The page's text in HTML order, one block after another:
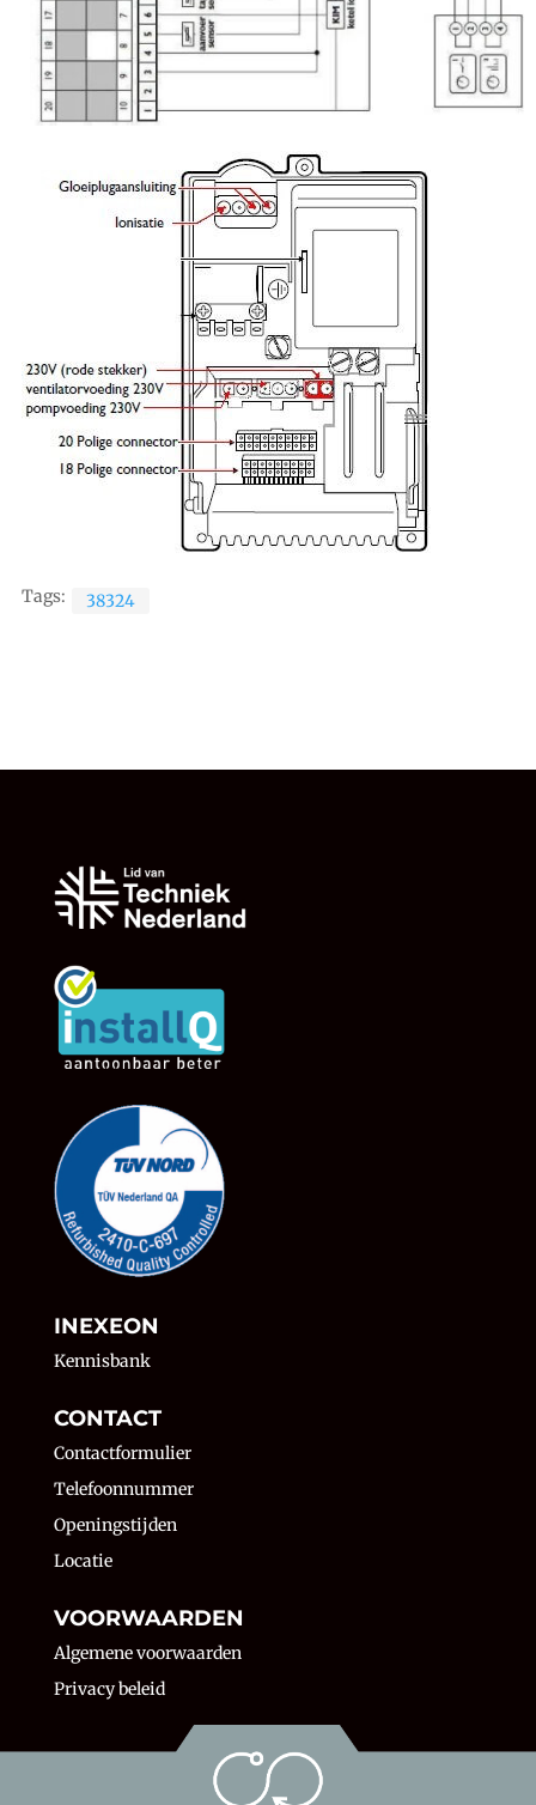
Tags: 38324
INEXEON
Kennisbank
CONTACT
Contactformulier
Telefoonnummer
Openingstijden
Locatie
VOORWAARDEN
Algemene voorwaarden
Privacy beleid